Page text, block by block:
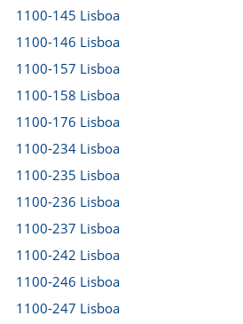
1100-145 Lisboa
1100-146 Lisboa
1100-157 Lisboa
1100-158 Lisboa
1100-176 Lisboa
1100-234 Lisboa
1100-235 Lisboa
1100-236 Lisboa
1100-237 Lisboa
1100-242 Lisboa
1100-246 Lisboa
1100-247 Lisboa